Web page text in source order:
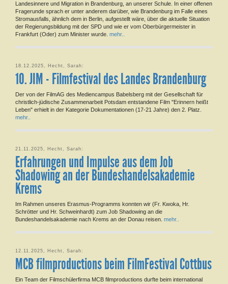
Landesinnere und Migration in Brandenburg, an unserer Schule. In einer offenen
Fragerunde sprach er unter anderem darüber, wie Brandenburg im Falle eines
Stromausfalls, ähnlich dem in Berlin, aufgestellt wäre, über die aktuelle Situation
der Regierungsbildung mit der SPD und wie er vom Oberbürgermeister in
Frankfurt (Oder) zum Minister wurde. mehr..
18.12.2025, Hecht, Sarah:
10. JIM - Filmfestival des Landes Brandenburg
Der von der FilmAG des Mediencampus Babelsberg mit der Gesellschaft für
christlich-jüdische Zusammenarbeit Potsdam entstandene Film "Erinnern heißt
Leben" erhielt in der Kategorie Dokumentationen (17-21 Jahre) den 2. Platz.
mehr..
21.11.2025, Hecht, Sarah:
Erfahrungen und Impulse aus dem Job
Shadowing an der Bundeshandelsakademie
Krems
Im Rahmen unseres Erasmus-Programms konnten wir (Fr. Kwoka, Hr.
Schrötter und Hr. Schweinhardt) zum Job Shadowing an die
Bundeshandelsakademie nach Krems an der Donau reisen. mehr..
12.11.2025, Hecht, Sarah:
MCB filmproductions beim FilmFestival Cottbus
Ein Team der Filmschülerfirma MCB filmproductions durfte beim international